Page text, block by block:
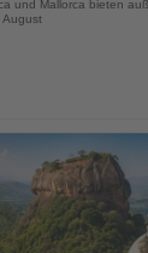
und Mallorca bieten
August